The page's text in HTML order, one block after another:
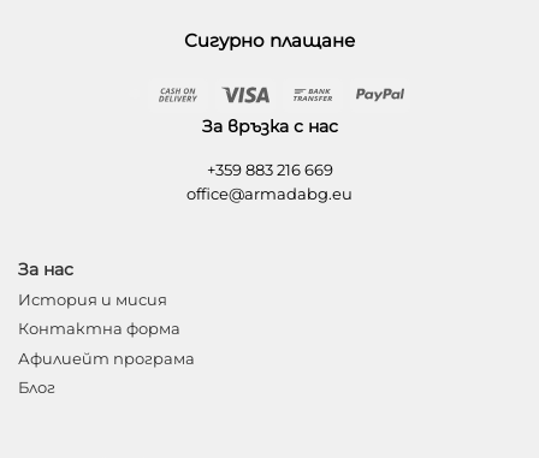
Сигурно плащане
Cash
On
Delivery
Visa
Bank
PayPal
За връзка с нас
+359 883 216 669
office@armadabg.eu
За нас
История и мисия
Контактна форма
Афилиейт програма
Блог